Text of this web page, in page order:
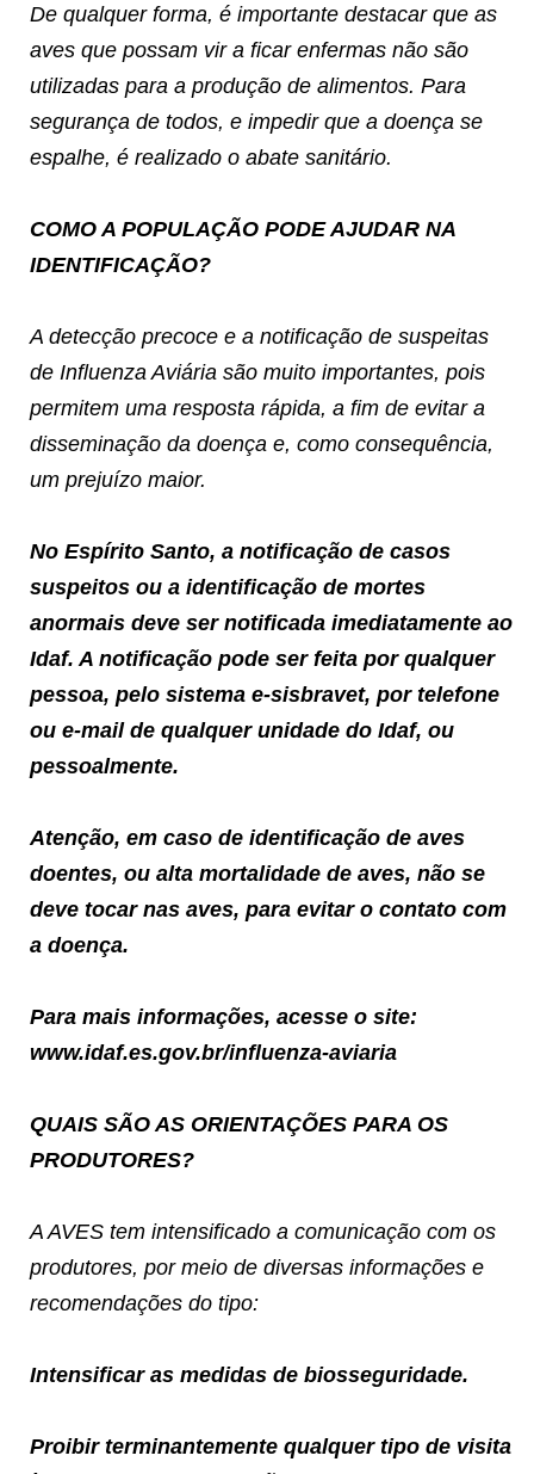
De qualquer forma, é importante destacar que as
aves que possam vir a ficar enfermas não são
utilizadas para a produção de alimentos. Para
segurança de todos, e impedir que a doença se
espalhe, é realizado o abate sanitário.
COMO A POPULAÇÃO PODE AJUDAR NA
IDENTIFICAÇÃO?
A detecção precoce e a notificação de suspeitas
de Influenza Aviária são muito importantes, pois
permitem uma resposta rápida, a fim de evitar a
disseminação da doença e, como consequência,
um prejuízo maior.
No Espírito Santo, a notificação de casos
suspeitos ou a identificação de mortes
anormais deve ser notificada imediatamente ao
Idaf. A notificação pode ser feita por qualquer
pessoa, pelo sistema e-sisbravet, por telefone
ou e-mail de qualquer unidade do Idaf, ou
pessoalmente.
Atenção, em caso de identificação de aves
doentes, ou alta mortalidade de aves, não se
deve tocar nas aves, para evitar o contato com
a doença.
Para mais informações, acesse o site:
www.idaf.es.gov.br/influenza-aviaria
QUAIS SÃO AS ORIENTAÇÕES PARA OS
PRODUTORES?
A AVES tem intensificado a comunicação com os
produtores, por meio de diversas informações e
recomendações do tipo:
Intensificar as medidas de biosseguridade.
Proibir terminantemente qualquer tipo de visita